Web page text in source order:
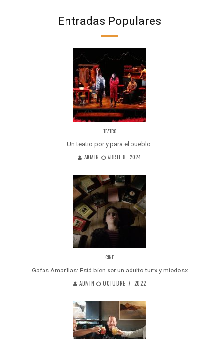
Entradas Populares
TEATRO
Un teatro por y para el pueblo.
ADMIN ABRIL 8, 2024
CINE
Gafas Amarillas: Está bien ser un adulto turrx y miedosx
ADMIN OCTUBRE 7, 2022